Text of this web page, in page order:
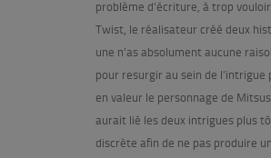
problème d’écriture, à trop
Twist, le réalisateur créé deux
une n’as absolument aucune
pour resurgir au sein de
en valeur le personnage de
aurait lié les deux intrigues plus
discrète afin de ne pas produire